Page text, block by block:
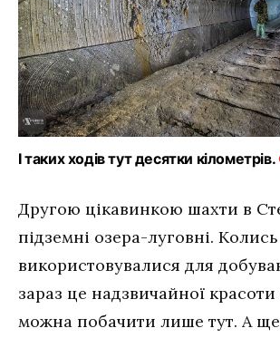
І таких ходів тут десятки кілометрів.
Другою цікавинкою шахти в
підземні озера-луговні.
використовувалися для
зараз це надзвичайної
можна побачити лише тут. А ще